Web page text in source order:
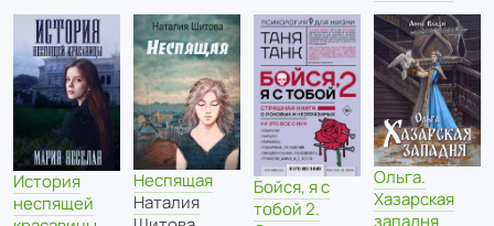
История
неспящей
Неспящая
Наталия
Бойся, я с
тобой 2.
Ольга.
Хазарская
западня